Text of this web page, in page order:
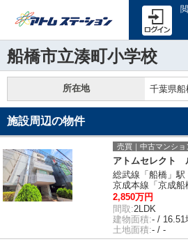
船橋市立湊町小学校
所在地 千葉県船
施設周辺の物件
売買｜中古マンショ
アトムセレクト
総武線「船橋」駅
京成本線「京成船
2,850万円
間取:2LDK
建物面積:- / 16.51
土地面積:- / -